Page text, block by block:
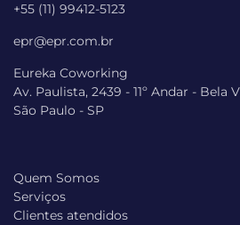
+55 (11) 99412-5123
epr@epr.com.br
Eureka Coworking
Av. Paulista, 2439 - 11º Andar - Bela
São Paulo - SP
Quem Somos
Serviços
Clientes atendidos